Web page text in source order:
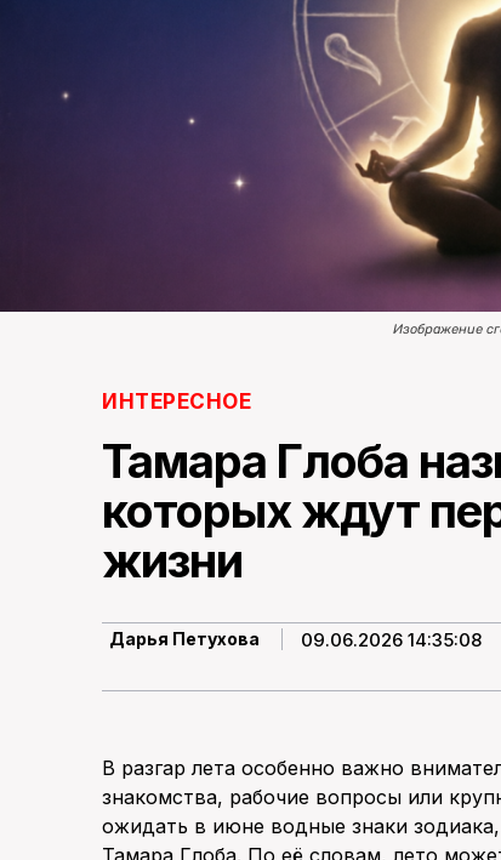
Изображение
ИНТЕРЕСНОЕ
Тамара Глоба
которых ждут
жизни
Дарья Петухова 09.06.2026 14:35:08
В разгар лета особенно важно
знакомства, рабочие вопросы или
ожидать в июне водные знаки
Тамара Глоба. По её словам, лето